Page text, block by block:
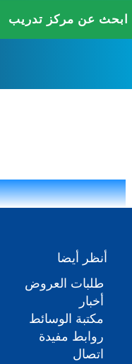
ابحث عن مركز تدريب
أنظر أيضا
طلبات العروض
أخبار
مكتبة الوسائط
روابط مفيدة
اتصال